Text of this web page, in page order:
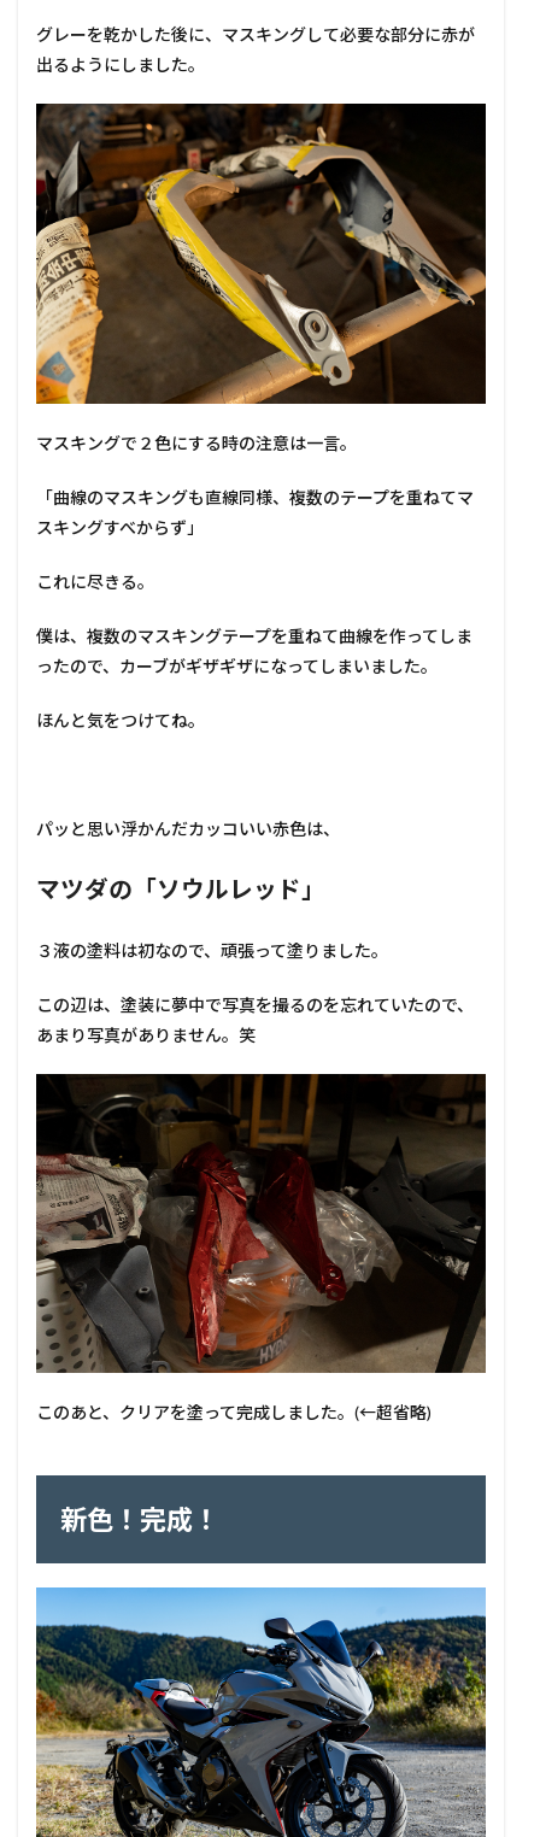
グレーを乾かした後に、マスキングして必要な部分に赤が
出るようにしました。
マスキングで２色にする時の注意は一言。
「曲線のマスキングも直線同様、複数のテープを重ねてマ
スキングすべからず」
これに尽きる。
僕は、複数のマスキングテープを重ねて曲線を作ってしま
ったので、カーブがギザギザになってしまいました。
ほんと気をつけてね。
パッと思い浮かんだカッコいい赤色は、
マツダの「ソウルレッド」
３液の塗料は初なので、頑張って塗りました。
この辺は、塗装に夢中で写真を撮るのを忘れていたので、
あまり写真がありません。笑
このあと、クリアを塗って完成しました。(←超省略)
新色！完成！